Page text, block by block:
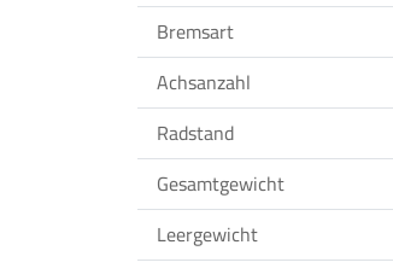
Bremsart
Achsanzahl
Radstand
Gesamtgewicht
Leergewicht